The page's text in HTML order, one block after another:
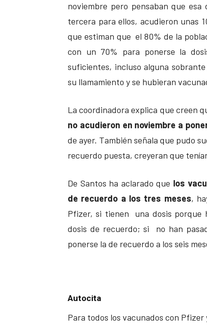
noviembre pero pensaban que
tercera para ellos, acudieron unas
que estiman que el 80% de la
con un 70% para ponerse la
suficientes, incluso alguna
su llamamiento y se hubieran
La coordinadora explica que creen
no acudieron en noviembre a
de ayer. También señala que pudo
recuerdo puesta, creyeran que
De Santos ha aclarado que los
de recuerdo a los tres meses,
Pfizer, si tienen una dosis porque
dosis de recuerdo; si no han
ponerse la de recuerdo a los seis
Autocita
Para todos los vacunados con